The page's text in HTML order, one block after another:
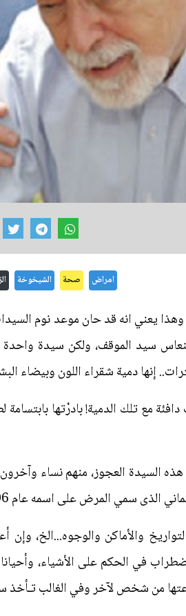
امراض صحة الشيخوخة
وهذا يعني انه قد حان موعد نوم
سيد الموقف، ولكن سيدة
إنها دمية شقراء اللون وبيضاء
مع تلك الدمية! بادرْتها
السيدة العجوز، منهم نساء
الذى سمي المرض على اسمه عام 1906.
والأماكن والوجوه...الخ،
في الحكم على الأشياء،
من شخص لآخر وفي الغالب تـأخذ